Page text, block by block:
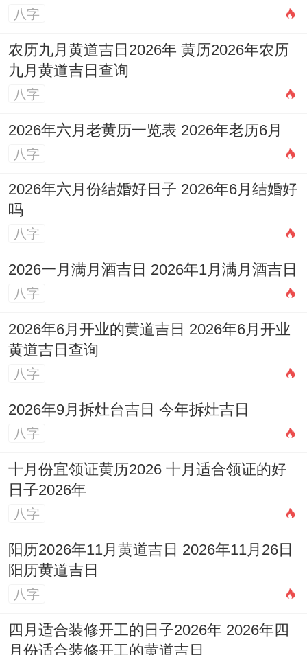
八字
农历九月黄道吉日2026年 黄历2026年农历
九月黄道吉日查询
八字
2026年六月老黄历一览表 2026年老历6月
八字
2026年六月份结婚好日子 2026年6月结婚好
吗
八字
2026一月满月酒吉日 2026年1月满月酒吉日
八字
2026年6月开业的黄道吉日 2026年6月开业
黄道吉日查询
八字
2026年9月拆灶台吉日 今年拆灶吉日
八字
十月份宜领证黄历2026 十月适合领证的好
日子2026年
八字
阳历2026年11月黄道吉日 2026年11月26日
阳历黄道吉日
八字
四月适合装修开工的日子2026年 2026年四
月份适合装修开工的黄道吉日